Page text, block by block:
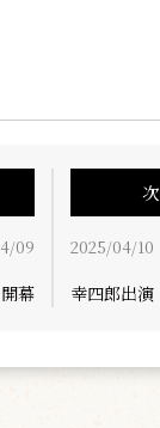
09
幕
2025/04/10
幸四郎出